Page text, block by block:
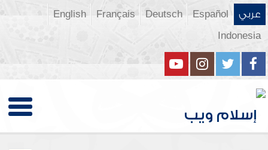
عربي Español
Deutsch
Français
English
Indonesia